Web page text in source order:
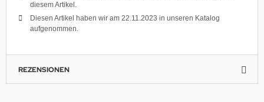
diesem Artikel.
Diesen Artikel haben wir am 22.11.2023 in unseren Katalog
aufgenommen.
REZENSIONEN